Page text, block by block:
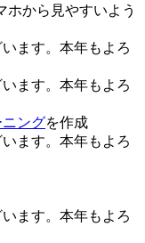
ホから見やすいよう
ます。本年もよろ
ます。本年もよろ
ングを作成
ます。本年もよろ
ます。本年もよろ